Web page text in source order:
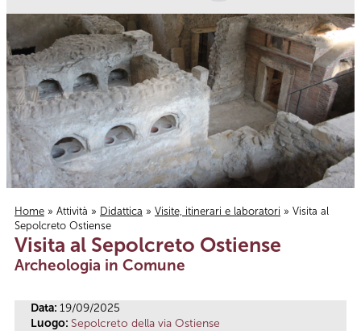
Tu sei qui
Home » Attività » Didattica » Visite, itinerari e laboratori » Visita al
Sepolcreto Ostiense
Visita al Sepolcreto Ostiense
Archeologia in Comune
Data: 19/09/2025
Luogo: Sepolcreto della via Ostiense